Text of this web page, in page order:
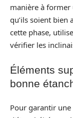
manière à former
qu’ils soient bien
cette phase,
vérifier les
Éléments
bonne
Pour garantir